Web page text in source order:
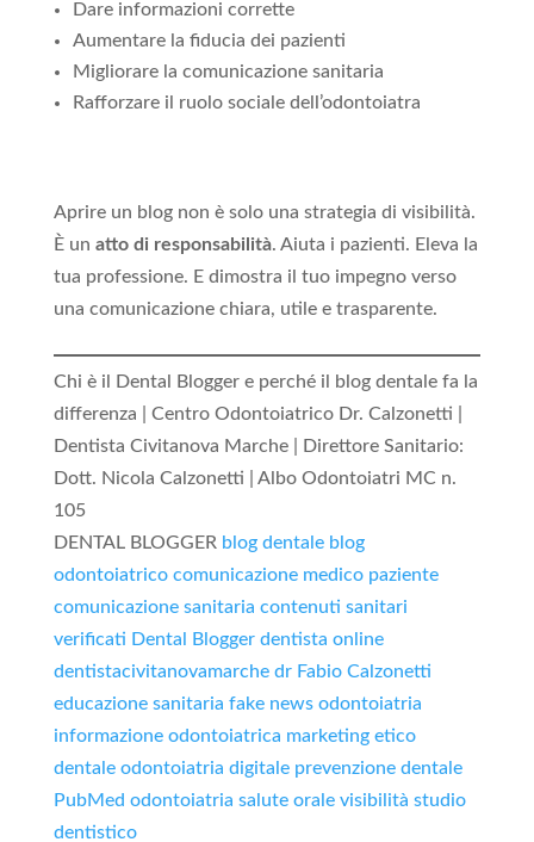
Dare informazioni corrette
Aumentare la fiducia dei pazienti
Migliorare la comunicazione sanitaria
Rafforzare il ruolo sociale dell’odontoiatra
Aprire un blog non è solo una strategia di visibilità.
È un atto di responsabilità. Aiuta i pazienti. Eleva la
tua professione. E dimostra il tuo impegno verso
una comunicazione chiara, utile e trasparente.
Chi è il Dental Blogger e perché il blog dentale fa la
differenza | Centro Odontoiatrico Dr. Calzonetti |
Dentista Civitanova Marche | Direttore Sanitario:
Dott. Nicola Calzonetti | Albo Odontoiatri MC n.
105
DENTAL BLOGGER blog dentale blog
odontoiatrico comunicazione medico paziente
comunicazione sanitaria contenuti sanitari
verificati Dental Blogger dentista online
dentistacivitanovamarche dr Fabio Calzonetti
educazione sanitaria fake news odontoiatria
informazione odontoiatrica marketing etico
dentale odontoiatria digitale prevenzione dentale
PubMed odontoiatria salute orale visibilità studio
dentistico